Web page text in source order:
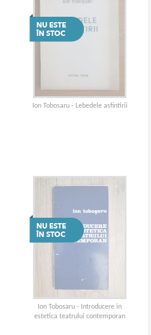
Ion Tobosaru - Lebedele asfintirii
Ion Tobosaru - Introducere in
estetica teatrului contemporan